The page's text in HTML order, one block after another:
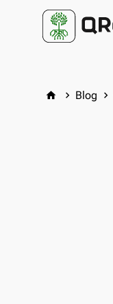
home keyboard_arrow_right Blog keyboard_arrow_right